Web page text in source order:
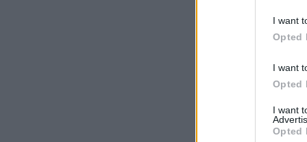
I want
Opted
I want
Opted
I want
Opted